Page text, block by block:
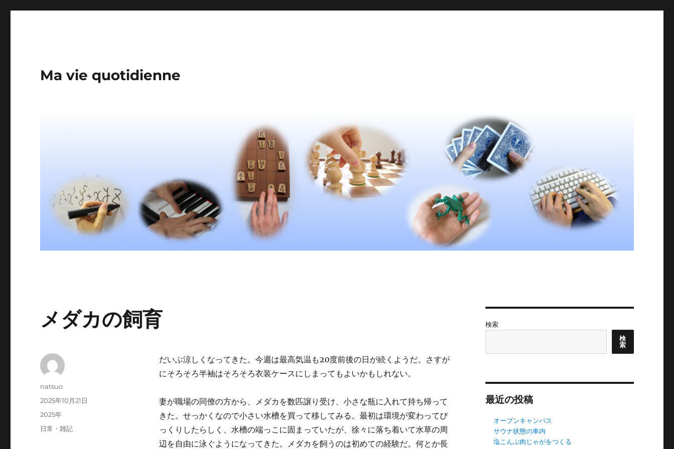
Ma vie quotidienne
メダカの飼育
だいぶ涼しくなってきた。今週は最高気温も20度前後の日が続くようだ。さすが
にそろそろ半袖はそろそろ衣装ケースにしまってもよいかもしれない。
妻が職場の同僚の方から、メダカを数匹譲り受け、小さな瓶に入れて持ち帰って
きた。せっかくなので小さい水槽を買って移してみる。最初は環境が変わってび
っくりしたらしく、水槽の端っこに固まっていたが、徐々に落ち着いて水草の周
辺を自由に泳ぐようになってきた。メダカを飼うのは初めての経験だ。何とか長
投
natsuo
投
2025年10月21日
カ
テ
2025年
タ
日常・雑記
検索
検
索
最近の投稿
オープンキャンパス
サウナ状態の車内
塩こんぶ肉じゃがをつくる